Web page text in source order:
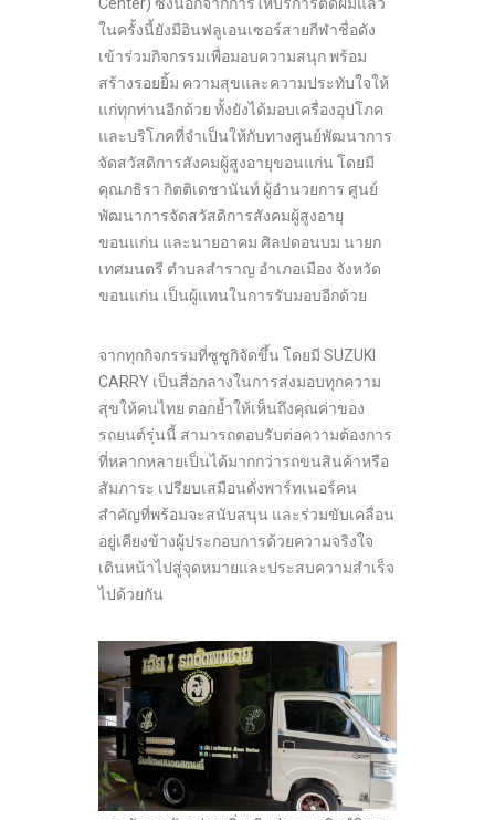
ในครั้งนี้ยังมีอินฟลูเอนเซอร์สายกีฬาชื่อดัง
เข้าร่วมกิจกรรมเพื่อมอบความสนุก พร้อม
สร้างรอยยิ้ม ความสุขและความประทับใจให้
แก่ทุกท่านอีกด้วย ทั้งยังได้มอบเครื่องอุปโภค
และบริโภคที่จำเป็นให้กับทางศูนย์พัฒนาการ
จัดสวัสดิการสังคมผู้สูงอายุขอนแก่น โดยมี
คุณภธิรา กิตติเดชานันท์ ผู้อำนวยการ ศูนย์
พัฒนาการจัดสวัสดิการสังคมผู้สูงอายุ
ขอนแก่น และนายอาคม ศิลปดอนบม นายก
เทศมนตรี ตำบลสำราญ อำเภอเมือง จังหวัด
ขอนแก่น เป็นผู้แทนในการรับมอบอีกด้วย
จากทุกกิจกรรมที่ซูซูกิจัดขึ้น โดยมี SUZUKI
CARRY เป็นสื่อกลางในการส่งมอบทุกความ
สุขให้คนไทย ตอกย้ำให้เห็นถึงคุณค่าของ
รถยนต์รุ่นนี้ สามารถตอบรับต่อความต้องการ
ที่หลากหลายเป็นได้มากกว่ารถขนสินค้าหรือ
สัมภาระ เปรียบเสมือนดั่งพาร์ทเนอร์คน
สำคัญที่พร้อมจะสนับสนุน และร่วมขับเคลื่อน
อยู่เคียงข้างผู้ประกอบการด้วยความจริงใจ
เดินหน้าไปสู่จุดหมายและประสบความสำเร็จ
ไปด้วยกัน